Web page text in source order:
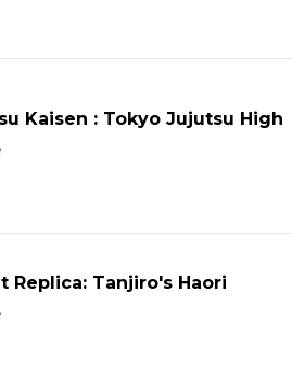
Kaisen : Tokyo Jujutsu High
Replica: Tanjiro's Haori